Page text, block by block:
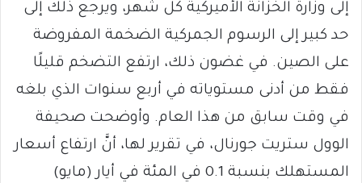
إلى وزارة الخزانة الأميركية كل شهر، ويرجع ذلك إلى
حد كبير إلى الرسوم الجمركية الضخمة المفروضة
على الصين. في غضون ذلك، ارتفع التضخم قليلًا
فقط من أدنى مستوياته في أربع سنوات الذي بلغه
في وقت سابق من هذا العام. وأوضحت صحيفة
الوول ستريت جورنال، في تقرير لها، أنَّ ارتفاع أسعار
المستهلك بنسبة 0.1 في المئة في أيار (مايو)